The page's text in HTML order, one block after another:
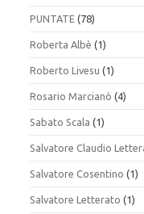
PUNTATE (78)
Roberta Albè (1)
Roberto Livesu (1)
Rosario Marcianò (4)
Sabato Scala (1)
Salvatore Claudio
Salvatore Cosentino (1)
Salvatore Letterato (1)